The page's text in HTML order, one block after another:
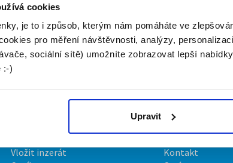
cookies
je to i způsob, kterým nám pomáháte ve
pro měření návštěvnosti, analýzy,
sociální sítě) umožníte zobrazovat lepší
:-)
Upravit
Vložit inzerát
Kontakt